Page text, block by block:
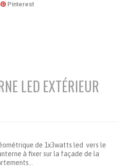
Pinterest
LED EXTÉRIEUR
de 1x3watts led vers le
à fixer sur la façade de la